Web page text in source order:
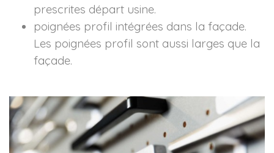
prescrites départ usine.
poignées profil intégrées dans la façade.
Les poignées profil sont aussi larges que la
façade.